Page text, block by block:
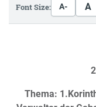
Font Size:
A- A
Thema: